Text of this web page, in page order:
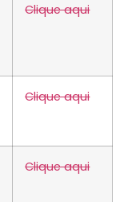
Clique aqui
Clique aqui
Clique aqui